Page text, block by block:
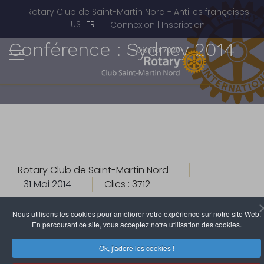
Nous utilisons les cookies pour améliorer votre expérience sur notre site Web.
En parcourant ce site, vous acceptez notre utilisation des cookies.
Ok, j'adore les cookies !
Rotary Club de Saint-Martin Nord - Antilles françaises
Sélectionnez votre langue
US FR Connexion | Inscription
Conférence : Sydney 2014
Rotary Club de Saint-Martin Nord
31 Mai 2014
Clics : 3712